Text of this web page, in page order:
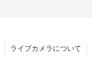
ライブカメラについて